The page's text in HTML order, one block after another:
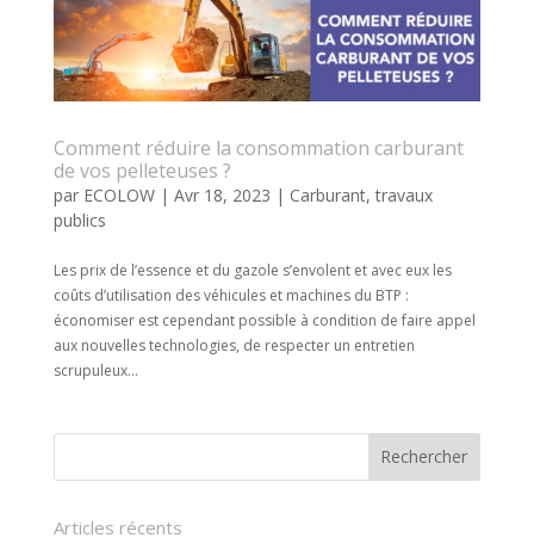
Comment réduire la consommation carburant
de vos pelleteuses ?
par ECOLOW| Avr 18, 2023 | Carburant,travaux
publics
Les prix de l’essence et du gazole s’envolent et avec eux les
coûts d’utilisation des véhicules et machines du BTP :
économiser est cependant possible à condition de faire appel
aux nouvelles technologies, de respecter un entretien
scrupuleux...
Articles récents